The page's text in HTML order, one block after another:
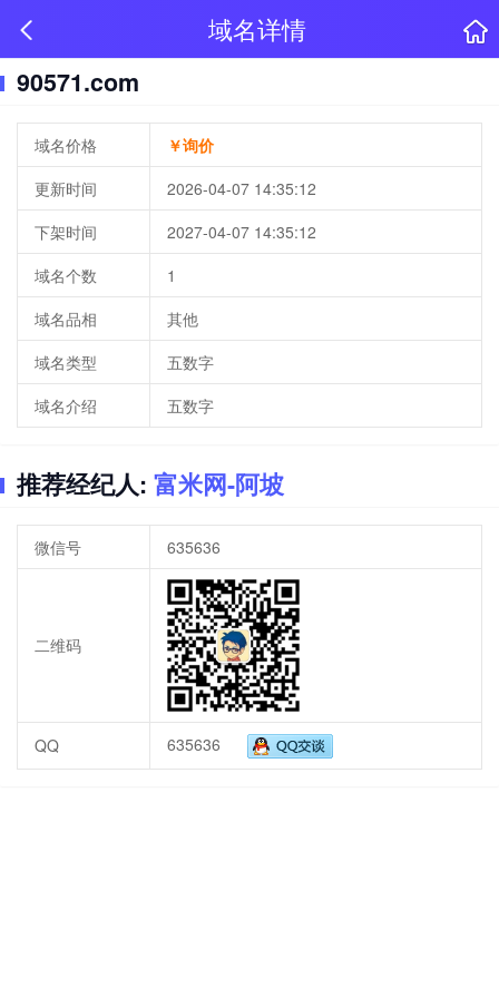
域名详情
90571.com
域名价格
￥询价
更新时间
2026-04-07 14:35:12
下架时间
2027-04-07 14:35:12
域名个数
1
域名品相
其他
域名类型
五数字
域名介绍
五数字
推荐经纪人: 富米网-阿坡
微信号 635636
二维码
QQ 635636